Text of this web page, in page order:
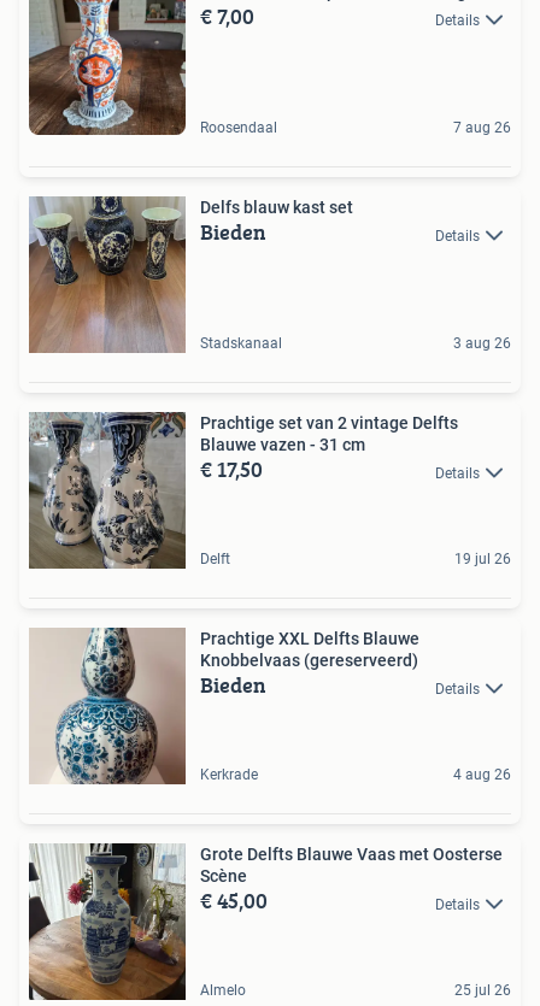
€ 7,00 Details
Roosendaal 7 aug 26
Delfs blauw kast set
Bieden Details
Stadskanaal 3 aug 26
Prachtige set van 2 vintage Delfts
Blauwe vazen - 31 cm
€ 17,50 Details
Delft 19 jul 26
Prachtige XXL Delfts Blauwe
Knobbelvaas (gereserveerd)
Bieden Details
Kerkrade 4 aug 26
Grote Delfts Blauwe Vaas met Oosterse
Scène
€ 45,00 Details
Almelo 25 jul 26